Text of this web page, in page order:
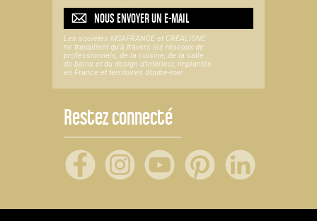
NOUS ENVOYER UNE-MAIL
Les sociétés MSAFRANCE et CREALIGNE
ne travaillent qu'à travers les réseaux de
professionnels, de la cuisine, de la salle
de bains et du design d'intérieur, implantés
en France et territoires d’outre-mer.
Restez connecté